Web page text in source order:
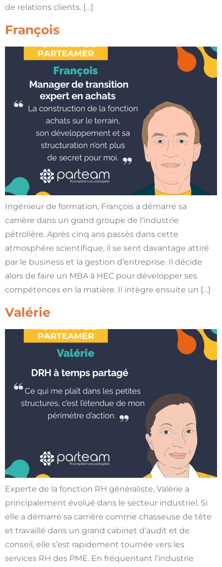
de relations clients. […]
François
Ingénieur de formation, François a démarré sa
carrière dans un grand groupe de l’industrie
pétrolière. Après cinq ans passés dans cette
atmosphère scientifique, il se sent davantage attiré
par le business et la gestion d’entreprise. Il décide
alors de faire un MBA à HEC pour développer ses
compétences en la matière. Il intègre ensuite un […]
Valérie
Experte de la fonction RH généraliste, Valérie a
principalement évolué dans le secteur industriel. Si
elle a démarré sa carrière comme chasseuse de tête
et travaillé dans un grand cabinet d’audit et de
conseil, elle s’est rapidement tournée vers les
services RH des PME. En fréquentant l’industrie